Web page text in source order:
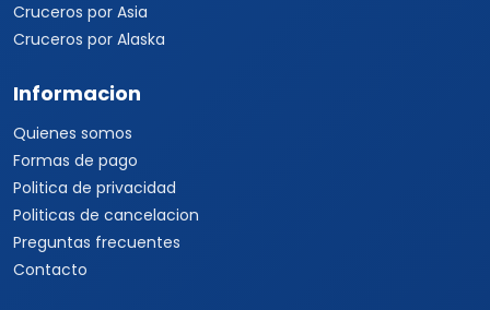
Cruceros por Asia
Cruceros por Alaska
Informacion
Quienes somos
Formas de pago
Politica de privacidad
Politicas de cancelacion
Preguntas frecuentes
Contacto